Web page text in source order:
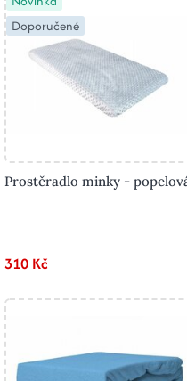
Doporučené
Prostěradlo minky -
310 Kč